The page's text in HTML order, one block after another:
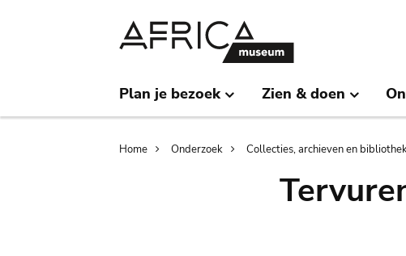
Plan je bezoek Zien & doen
Breadcrumb
Home Onderzoek Collecties, archieven en